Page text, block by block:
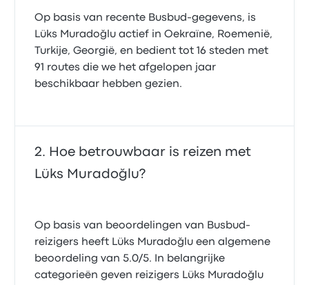
Op basis van recente Busbud-gegevens, is
Lüks Muradoğlu actief in Oekraïne, Roemenië,
Turkije, Georgië, en bedient tot 16 steden met
91 routes die we het afgelopen jaar
beschikbaar hebben gezien.
Hoe betrouwbaar is reizen met
Lüks Muradoğlu?
Op basis van beoordelingen van Busbud-
reizigers heeft Lüks Muradoğlu een algemene
beoordeling van 5.0/5. In belangrijke
categorieën geven reizigers Lüks Muradoğlu